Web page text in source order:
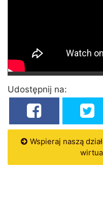
Udostępnij na:
Wspieraj naszą